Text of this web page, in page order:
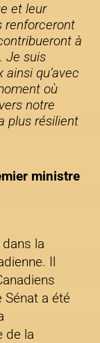
et leur
renforceront
à
Je suis
qu’avec
où
notre
plus résilient
ministre
la
Il
Sénat a été
de la